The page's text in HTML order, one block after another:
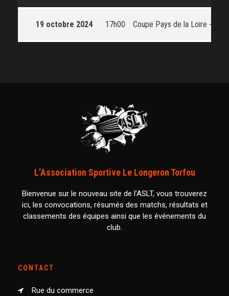
19 octobre 2024 17h00 Coupe Pays de la Loire - U17
L’Association Sportive Le Longeron Torfou
Bienvenue sur le nouveau site de l’ASLT, vous trouverez
ici, les convocations, résumés des matchs, résultats et
classements des équipes ainsi que les événements du
club.
CONTACT
Rue du commerce